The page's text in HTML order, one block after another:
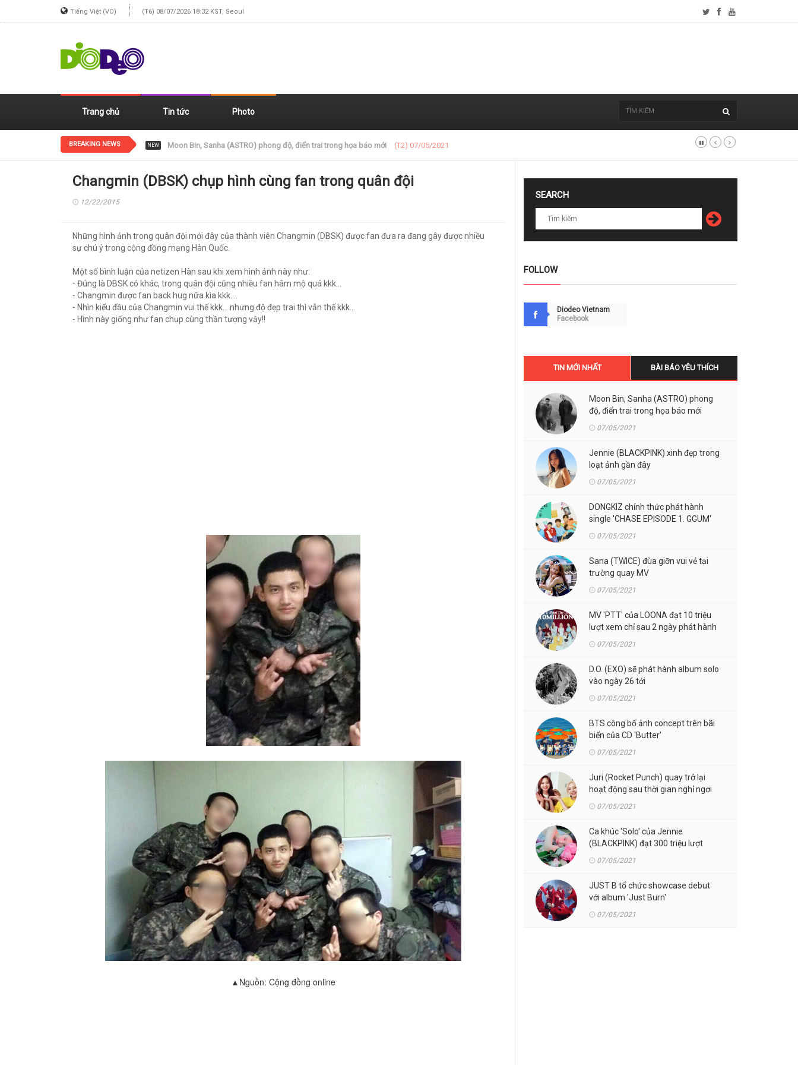
Tiếng Việt (VO) (T6) 08/07/2026 18:32 KST, Seoul
Trang chủ Tin tức Photo
BREAKING NEWS NEW Jennie (BLACKPINK) xinh đẹp trong loạt ảnh gần đây (T2) 07/05/2021
Changmin (DBSK) chụp hình cùng fan trong quân đội
12/22/2015
Những hình ảnh trong quân đội mới đây của thành viên Changmin (DBSK) được fan đưa ra đang gây được nhiều
sự chú ý trong cộng đồng mạng Hàn Quốc.
Một số bình luận của netizen Hàn sau khi xem hình ảnh này như:
- Đúng là DBSK có khác, trong quân đội cũng nhiều fan hâm mộ quá kkk...
- Changmin được fan back hug nữa kìa kkk....
- Nhìn kiểu đầu của Changmin vui thế kkk... nhưng độ đẹp trai thì vẫn thế kkk...
- Hình này giống như fan chụp cùng thần tượng vậy!!
▲Nguồn: Cộng đồng online
SEARCH
FOLLOW
Diodeo Vietnam
Facebook
TIN MỚI NHẤT BÀI BÁO YÊU THÍCH
Moon Bin, Sanha (ASTRO) phong
độ, điển trai trong họa báo mới
07/05/2021
Jennie (BLACKPINK) xinh đẹp trong
loạt ảnh gần đây
07/05/2021
DONGKIZ chính thức phát hành
single 'CHASE EPISODE 1. GGUM'
07/05/2021
Sana (TWICE) đùa giỡn vui vẻ tại
trường quay MV
07/05/2021
MV 'PTT' của LOONA đạt 10 triệu
lượt xem chỉ sau 2 ngày phát hành
07/05/2021
D.O. (EXO) sẽ phát hành album solo
vào ngày 26 tới
07/05/2021
BTS công bố ảnh concept trên bãi
biển của CD 'Butter'
07/05/2021
Juri (Rocket Punch) quay trở lại
hoạt động sau thời gian nghỉ ngơi
07/05/2021
Ca khúc 'Solo' của Jennie
(BLACKPINK) đạt 300 triệu lượt
07/05/2021
JUST B tổ chức showcase debut
với album 'Just Burn'
07/05/2021